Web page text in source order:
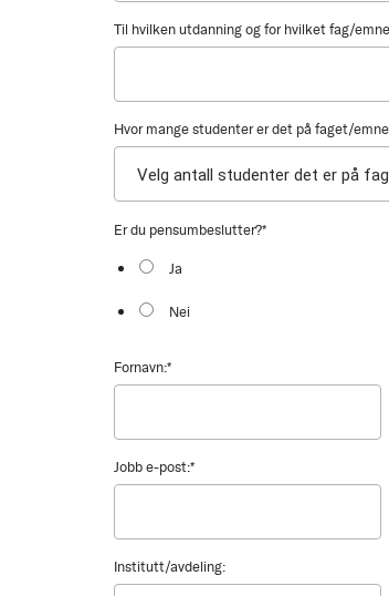
Til hvilken utdanning og for hvilket fag/
Hvor mange studenter er det på faget/
Er du pensumbeslutter?*
Ja
Nei
Fornavn:*
Jobb e-post:*
Institutt/avdeling: